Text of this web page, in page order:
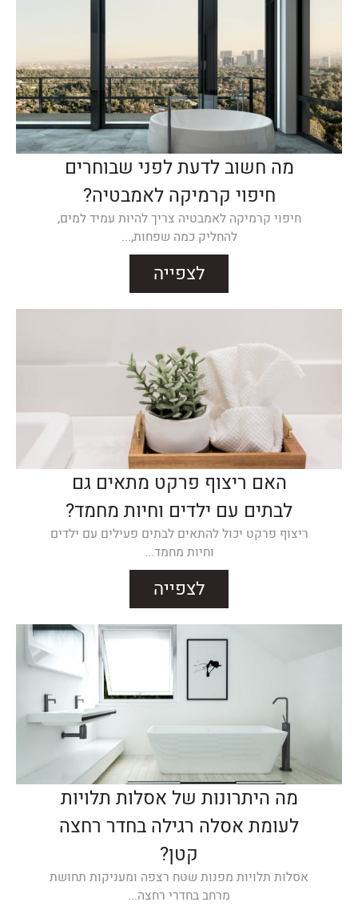
מה חשוב לדעת לפני שבוחרים
חיפוי קרמיקה לאמבטיה?
חיפוי קרמיקה לאמבטיה צריך להיות עמיד למים,
להחליק כמה שפחות,...
לצפייה
האם ריצוף פרקט מתאים גם
לבתים עם ילדים וחיות מחמד?
ריצוף פרקט יכול להתאים לבתים פעילים עם ילדים
וחיות מחמד...
לצפייה
מה היתרונות של אסלות תלויות
לעומת אסלה רגילה בחדר רחצה
קטן?
אסלות תלויות מפנות שטח רצפה ומעניקות תחושת
מרחב בחדרי רחצה...